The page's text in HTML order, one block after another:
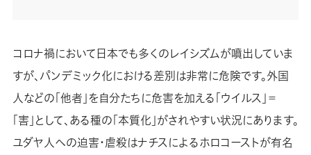
コロナ禍において日本でも多くのレイシズムが噴出していま
すが、パンデミック化における差別は非常に危険です。外国
人などの「他者」を自分たちに危害を加える「ウイルス」＝
「害」として、ある種の「本質化」がされやすい状況にあります。
ユダヤ人への迫害・虐殺はナチスによるホロコーストが有名